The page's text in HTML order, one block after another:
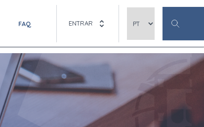
FAQ ENTRAR